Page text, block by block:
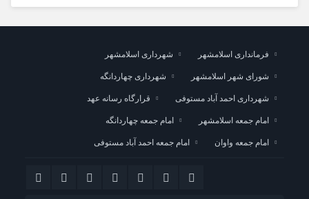
فرمانداری اسلامشهر شهرداری اسلامشهر
شورای شهر اسلامشهر شهرداری چهاردانگه
شهرداری احمد آباد مستوفی قرارگاه رسانه عهد
امام جمعه اسلامشهر امام جمعه چهاردانگه
امام جمعه واوان امام جمعه احمد آباد مستوفی